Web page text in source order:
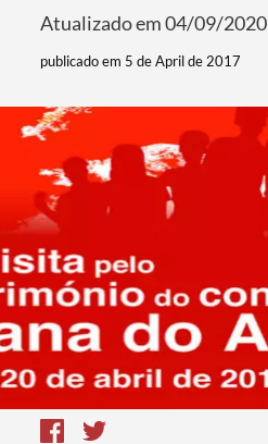
Atualizado em 04/09/2020
publicado em 5 de April de 2017